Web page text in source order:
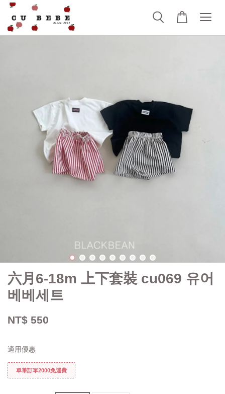
六月6-18m 上下套裝 cu069 유어
베베세트
NT$ 550
適用優惠
單筆訂單2000免運費